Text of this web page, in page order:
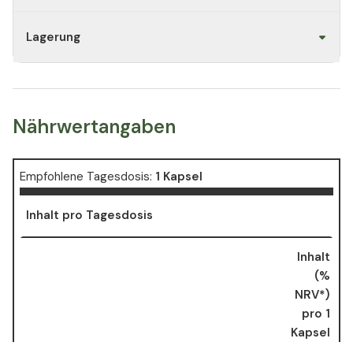
Lagerung
Nährwertangaben
Empfohlene Tagesdosis: 1 Kapsel
Inhalt pro Tagesdosis
Inhalt
(%
NRV*)
pro 1
Kapsel